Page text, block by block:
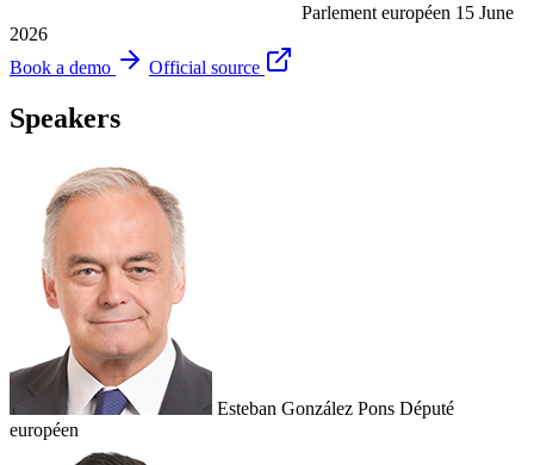
Parlement européen 15 June
2026
Book a demo
Official source
Speakers
Esteban González Pons Député
européen